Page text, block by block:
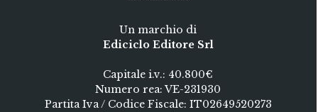
Un marchio di
Ediciclo Editore Srl
Capitale i.v.: 40.800€
Numero rea: VE-231930
Partita Iva / Codice Fiscale: IT02649520273